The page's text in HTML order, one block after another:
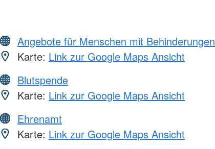
Angebote für Menschen mit Behinderungen
Karte: Link zur Google Maps Ansicht
Blutspende
Karte: Link zur Google Maps Ansicht
Ehrenamt
Karte: Link zur Google Maps Ansicht